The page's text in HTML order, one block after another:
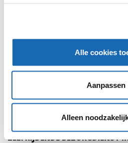
Alle cookies
Aanpassen
Alleen
ZELFRIJDENDE BEZORGDIENST